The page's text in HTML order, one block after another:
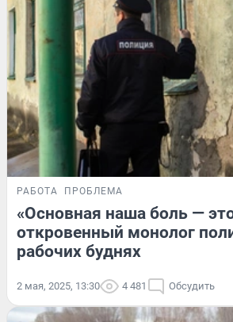
РАБОТА ПРОБЛЕМА
«Основная наша боль —
откровенный монолог
рабочих буднях
2 мая, 2025, 13:30 4 481 Обсудить